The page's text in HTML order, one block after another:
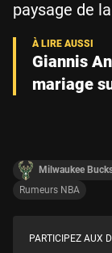
paysage de
Giannis
mariage
Milwaukee
Rumeurs NBA
PARTICIPEZ AUX